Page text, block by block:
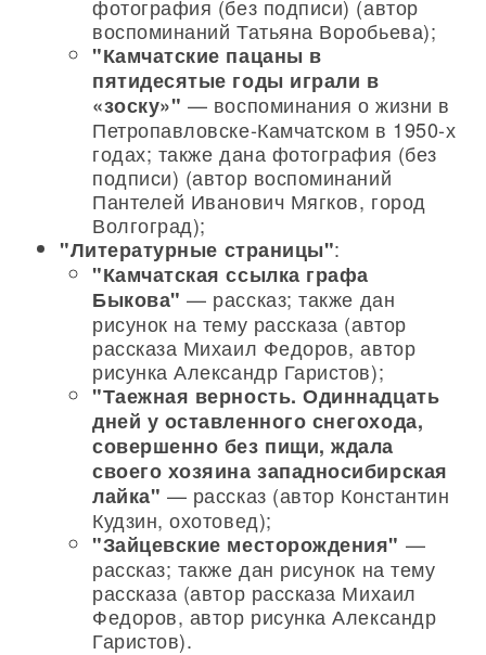
фотография (без подписи) (автор
воспоминаний Татьяна Воробьева);
"Камчатские пацаны в
пятидесятые годы играли в
«зоску»" — воспоминания о жизни в
Петропавловске-Камчатском в 1950-х
годах; также дана фотография (без
подписи) (автор воспоминаний
Пантелей Иванович Мягков, город
Волгоград);
"Литературные страницы":
"Камчатская ссылка графа
Быкова" — рассказ; также дан
рисунок на тему рассказа (автор
рассказа Михаил Федоров, автор
рисунка Александр Гаристов);
"Таежная верность. Одиннадцать
дней у оставленного снегохода,
совершенно без пищи, ждала
своего хозяина западносибирская
лайка" — рассказ (автор Константин
Кудзин, охотовед);
"Зайцевские месторождения" —
рассказ; также дан рисунок на тему
рассказа (автор рассказа Михаил
Федоров, автор рисунка Александр
Гаристов).